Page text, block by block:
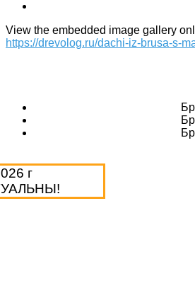
View the embedded image gallery
https://drevolog.ru/dachi-iz-brusa-s-
г